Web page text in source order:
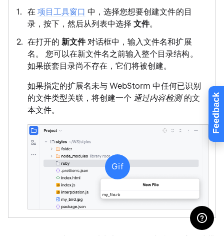
Feedback
在项目工具窗口 中，选择您想要创建文件的目
录，按下，然后从列表中选择文件。
在打开的新文件对话框中，输入文件名和扩展
名。 您可以在新文件名之前输入整个目录结构。
如果嵌套目录尚不存在，它们将被创建。
如果指定的扩展名未与 WebStorm 中任何已识别
的文件类型关联，将创建一个 通过内容检测的文
本文件。
Gif